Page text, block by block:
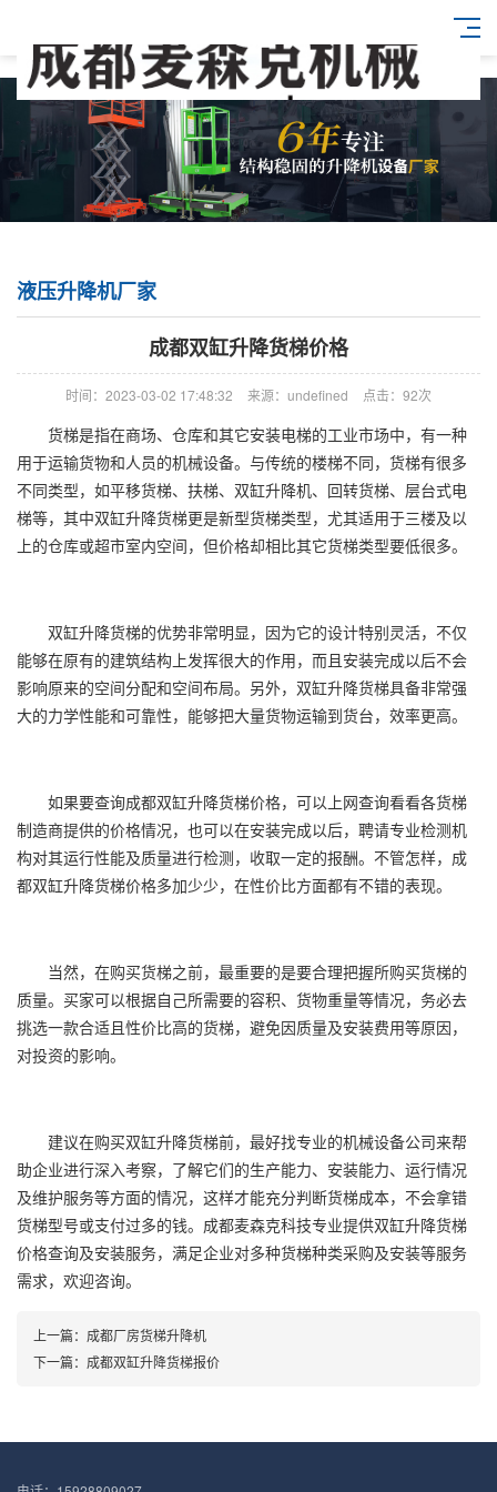
液压升降机厂家
成都双缸升降货梯价格
时间：2023-03-02 17:48:32 来源：undefined 点击：92次
货梯是指在商场、仓库和其它安装电梯的工业市场中，有一种
用于运输货物和人员的机械设备。与传统的楼梯不同，货梯有很多
不同类型，如平移货梯、扶梯、双缸升降机、回转货梯、层台式电
梯等，其中双缸升降货梯更是新型货梯类型，尤其适用于三楼及以
上的仓库或超市室内空间，但价格却相比其它货梯类型要低很多。
双缸升降货梯的优势非常明显，因为它的设计特别灵活，不仅
能够在原有的建筑结构上发挥很大的作用，而且安装完成以后不会
影响原来的空间分配和空间布局。另外，双缸升降货梯具备非常强
大的力学性能和可靠性，能够把大量货物运输到货台，效率更高。
如果要查询成都双缸升降货梯价格，可以上网查询看看各货梯
制造商提供的价格情况，也可以在安装完成以后，聘请专业检测机
构对其运行性能及质量进行检测，收取一定的报酬。不管怎样，成
都双缸升降货梯价格多加少少，在性价比方面都有不错的表现。
当然，在购买货梯之前，最重要的是要合理把握所购买货梯的
质量。买家可以根据自己所需要的容积、货物重量等情况，务必去
挑选一款合适且性价比高的货梯，避免因质量及安装费用等原因，
对投资的影响。
建议在购买双缸升降货梯前，最好找专业的机械设备公司来帮
助企业进行深入考察，了解它们的生产能力、安装能力、运行情况
及维护服务等方面的情况，这样才能充分判断货梯成本，不会拿错
货梯型号或支付过多的钱。成都麦森克科技专业提供双缸升降货梯
价格查询及安装服务，满足企业对多种货梯种类采购及安装等服务
需求，欢迎咨询。
上一篇： 成都厂房货梯升降机
下一篇： 成都双缸升降货梯报价